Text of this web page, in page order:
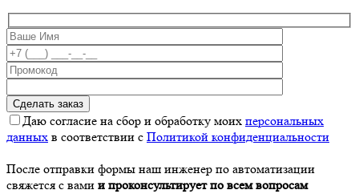
Даю согласие на сбор и обработку моих персональных
данных в соответствии с Политикой конфиденциальности
После отправки формы наш инженер по автоматизации
свяжется с вами и проконсультирует по всем вопросам